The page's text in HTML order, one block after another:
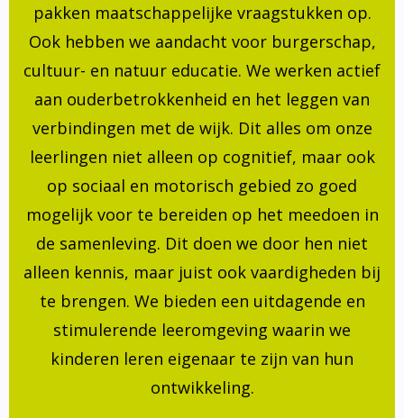
pakken maatschappelijke vraagstukken op.
Ook hebben we aandacht voor burgerschap,
cultuur- en natuur educatie. We werken actief
aan ouderbetrokkenheid en het leggen van
verbindingen met de wijk. Dit alles om onze
leerlingen niet alleen op cognitief, maar ook
op sociaal en motorisch gebied zo goed
mogelijk voor te bereiden op het meedoen in
de samenleving. Dit doen we door hen niet
alleen kennis, maar juist ook vaardigheden bij
te brengen. We bieden een uitdagende en
stimulerende leeromgeving waarin we
kinderen leren eigenaar te zijn van hun
ontwikkeling.